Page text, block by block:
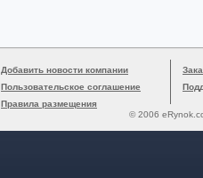
Добавить новости компании
Пользовательское соглашение
Правила размещения
© 2006